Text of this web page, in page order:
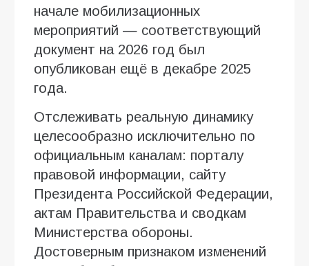
начале мобилизационных
мероприятий — соответствующий
документ на 2026 год был
опубликован ещё в декабре 2025
года.
Отслеживать реальную динамику
целесообразно исключительно по
официальным каналам: порталу
правовой информации, сайту
Президента Российской Федерации,
актам Правительства и сводкам
Министерства обороны.
Достоверным признаком изменений